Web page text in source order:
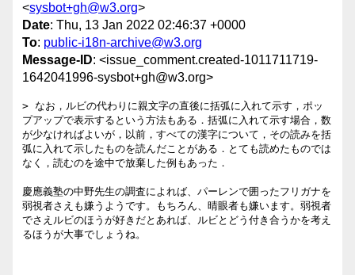
<sysbot+gh@w3.org>
Date: Thu, 13 Jan 2022 02:46:37 +0000
To: public-i18n-archive@w3.org
Message-ID: <issue_comment.created-1011711719-
1642041996-sysbot+gh@w3.org>
> なお，ルビの代わりに親文字の直後に括弧に入れて示す，ポッ
プアップで表示するという方法もある．括弧に入れて示す場合，数
が少なければよいが，以前，すべての漢字について，その読みを括
弧に入れて示したものを読んだことがある．とても読めたものでは
なく，読むのを途中で放棄した例もあった．
慶應義塾の中野先生の調査によれば、パーレンで囲ったフリガナを
弱視者さえも嫌うようです。もちろん、晴眼者も嫌います。弱視者
でさえルビのほうが好きだとあれば、ルビとどう付き合うかを考え
るほうが大事でしょうね。